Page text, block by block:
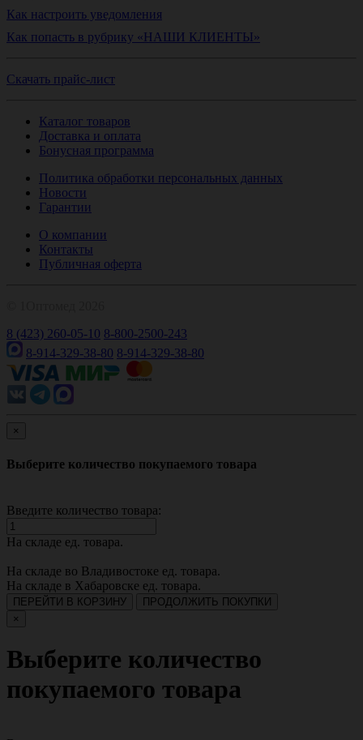
Как настроить уведомления
Как попасть в рубрику «НАШИ КЛИЕНТЫ»
Скачать прайс-лист
Каталог товаров
Доставка и оплата
Бонусная программа
Политика обработки персональных данных
Новости
Гарантии
О компании
Контакты
Публичная оферта
8 (423) 260-05-10 8-800-2500-243
8-914-329-38-80 8-914-329-38-80
×
Выберите количество покупаемого товара
Введите количество товара:
На складе ед. товара.
На складе во Владивостоке ед. товара.
На складе в Хабаровске ед. товара.
ПЕРЕЙТИ В КОРЗИНУ
ПРОДОЛЖИТЬ ПОКУПКИ
×
Выберите количество
покупаемого товара